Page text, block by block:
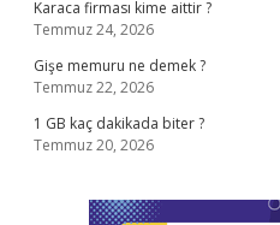
Karaca firması kime aittir ?
Temmuz 24, 2026
Gişe memuru ne demek ?
Temmuz 22, 2026
1 GB kaç dakikada biter ?
Temmuz 20, 2026